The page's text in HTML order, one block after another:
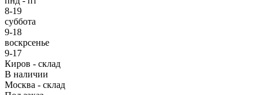
8-19
суббота
9-18
воскрсенье
9-17
Киров - склад
В наличии
Москва - склад